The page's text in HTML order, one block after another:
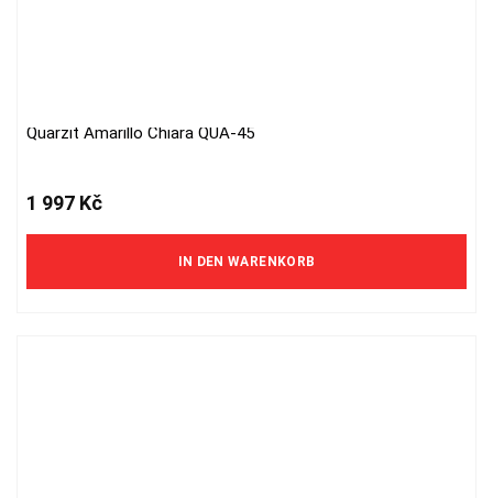
Quarzit Amarillo Chiara QUA-45
1 997 Kč
IN DEN WARENKORB